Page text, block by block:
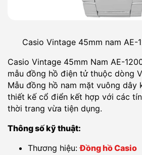
Casio Vintage 45mm nam AE-
Casio Vintage 45mm Nam AE-
mẫu đồng hồ điện tử thuộc dòng
Mẫu đồng hồ nam mặt vuông dây
thiết kế cổ điển kết hợp với các
thời trang vừa tiện dụng.
Thông số kỹ thuật:
Thương hiệu:Đồng hồ Casio